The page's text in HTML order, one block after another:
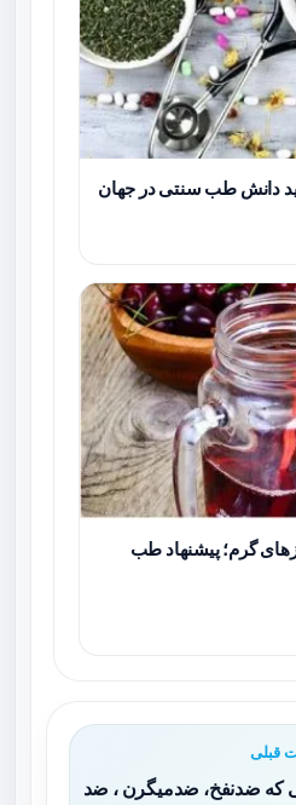
دانش طب سنتی در جهان
گرم؛ پیشنهاد طب
قبلی
که ضدنفخ، ضدمیگرن ، ضد